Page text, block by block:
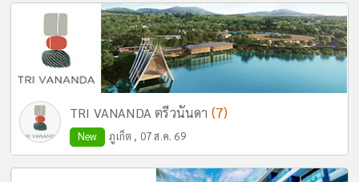
TRI VANANDA ตรีวนันดา (7)
New ภูเก็ต , 07 ส.ค. 69